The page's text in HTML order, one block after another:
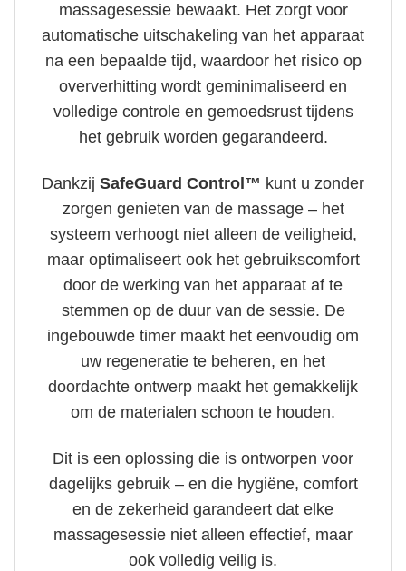
massagesessie bewaakt. Het zorgt voor
automatische uitschakeling van het apparaat
na een bepaalde tijd, waardoor het risico op
oververhitting wordt geminimaliseerd en
volledige controle en gemoedsrust tijdens
het gebruik worden gegarandeerd.
Dankzij SafeGuard Control™ kunt u zonder
zorgen genieten van de massage – het
systeem verhoogt niet alleen de veiligheid,
maar optimaliseert ook het gebruikscomfort
door de werking van het apparaat af te
stemmen op de duur van de sessie. De
ingebouwde timer maakt het eenvoudig om
uw regeneratie te beheren, en het
doordachte ontwerp maakt het gemakkelijk
om de materialen schoon te houden.
Dit is een oplossing die is ontworpen voor
dagelijks gebruik – en die hygiëne, comfort
en de zekerheid garandeert dat elke
massagesessie niet alleen effectief, maar
ook volledig veilig is.